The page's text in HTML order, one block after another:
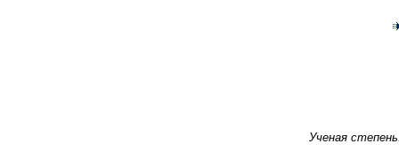
Ученая